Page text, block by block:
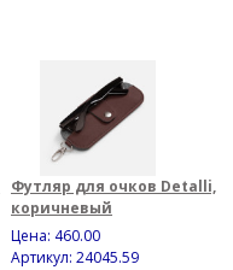
Футляр для очков Detalli,
коричневый
Цена: 460.00
Артикул: 24045.59